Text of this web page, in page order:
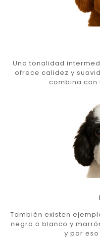
Una tonalidad
ofrece calidez y
combina con
También existen
negro o blanco y
y por